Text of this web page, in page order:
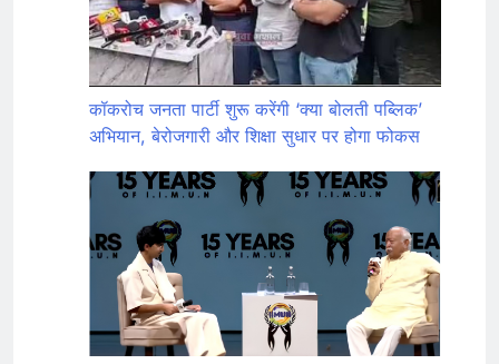
कॉकरोच जनता पार्टी शुरू करेंगी ‘क्या बोलती पब्लिक’
अभियान, बेरोजगारी और शिक्षा सुधार पर होगा फोकस